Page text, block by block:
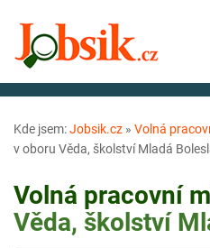
Kde jsem:Jobsik.cz » Volná
v oboru Věda, školství Mladá
Volná pracovní
Věda, školství